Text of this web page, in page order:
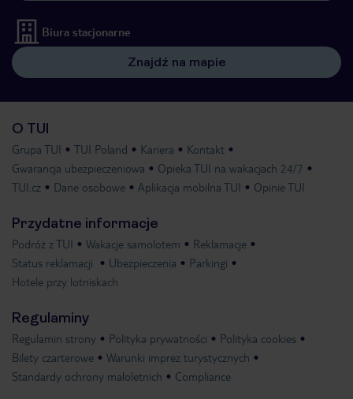
Biura stacjonarne
Znajdź na mapie
O TUI
Grupa TUI TUI Poland Kariera
Kontakt
Gwarancja ubezpieczeniowa
Opieka TUI na wakacjach 24/7
TUI.cz
Dane osobowe Aplikacja mobilna TUI Opinie TUI
Przydatne informacje
Podróż z TUI Wakacje samolotem
Reklamacje
Status reklamacji
Ubezpieczenia
Parkingi
Hotele przy lotniskach
Regulaminy
Regulamin strony Polityka prywatności
Polityka cookies
Bilety czarterowe
Warunki imprez turystycznych
Standardy ochrony małoletnich
Compliance